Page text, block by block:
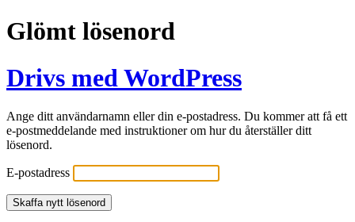
Glömt lösenord
Drivs med WordPress
Ange ditt användarnamn eller din e-postadress. Du kommer att få ett
e-postmeddelande med instruktioner om hur du återställer ditt
lösenord.
E-postadress